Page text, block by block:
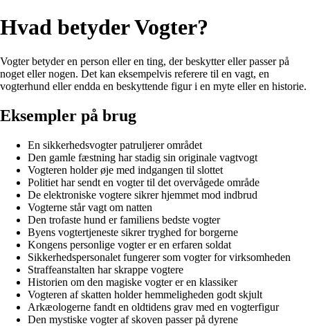
Hvad betyder Vogter?
Vogter betyder en person eller en ting, der beskytter eller passer på
noget eller nogen. Det kan eksempelvis referere til en vagt, en
vogterhund eller endda en beskyttende figur i en myte eller en historie.
Eksempler på brug
En sikkerhedsvogter patruljerer området
Den gamle fæstning har stadig sin originale vagtvogt
Vogteren holder øje med indgangen til slottet
Politiet har sendt en vogter til det overvågede område
De elektroniske vogtere sikrer hjemmet mod indbrud
Vogterne står vagt om natten
Den trofaste hund er familiens bedste vogter
Byens vogtertjeneste sikrer tryghed for borgerne
Kongens personlige vogter er en erfaren soldat
Sikkerhedspersonalet fungerer som vogter for virksomheden
Straffeanstalten har skrappe vogtere
Historien om den magiske vogter er en klassiker
Vogteren af skatten holder hemmeligheden godt skjult
Arkæologerne fandt en oldtidens grav med en vogterfigur
Den mystiske vogter af skoven passer på dyrene